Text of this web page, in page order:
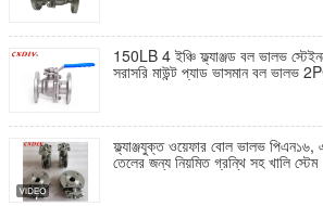
150LB 4 ইঞ্চি ফ্ল্যাঞ্জড বল ভালভ
সরাসরি মাউন্ট প্যাড ভাসমান বল ভালভ
ফ্ল্যাঞ্জযুক্ত ওয়েফার বোল ভালভ
তেলের জন্য নিয়মিত গ্রন্থি সহ খালি স্টেম